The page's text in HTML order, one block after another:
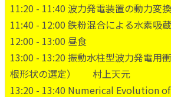
11:20 - 11:40 波力発電装置の動力
11:40 - 12:00 鉄粉混合による水素
12:00 - 13:00 昼食
13:00 - 13:20 振動水柱型波力発電用
根形状の選定） 村上天元
13:20 - 13:40 Numerical Evolution